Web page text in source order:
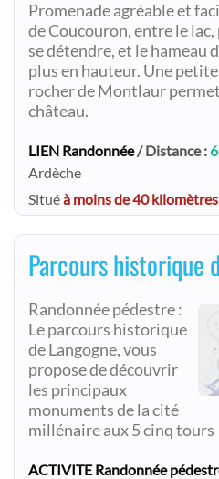
Promenade agréable et
de Coucouron, entre le lac,
se détendre, et le hameau
plus en hauteur. Une
rocher de Montlaur
château.
LIEN Randonnée/ Distance : 6
Ardèche
Situéà moins de 40 kilomètres
Parcours historique
Randonnée pédestre :
Le parcours historique
de Langogne, vous
propose de découvrir
les principaux
monuments de la cité
millénaire aux 5 cinq tours
ACTIVITE Randonnée